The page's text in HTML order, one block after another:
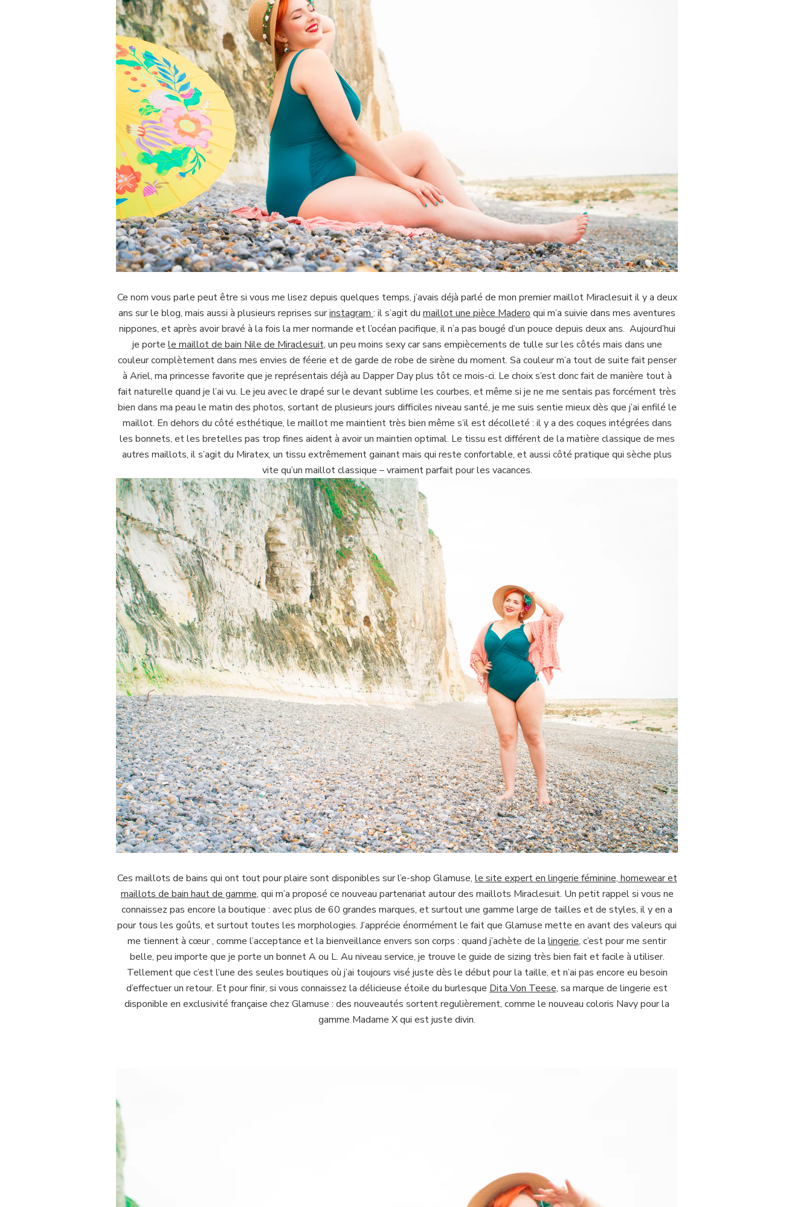
Ce nom vous parle peut être si vous me lisez depuis quelques temps, j’avais déjà parlé de mon premier maillot Miraclesuit il y a deux
ans sur le blog, mais aussi à plusieurs reprises surinstagram : il s’agit du maillot une pièce Madero qui m’a suivie dans mes aventures
nippones, et après avoir bravé à la fois la mer normande et l’océan pacifique, il n’a pas bougé d’un pouce depuis deux ans. Aujourd’hui
je porte le maillot de bain Nile de Miraclesuit, un peu moins sexy car sans empiècements de tulle sur les côtés mais dans une
couleur complètement dans mes envies de féerie et de garde de robe de sirène du moment. Sa couleur m’a tout de suite fait penser
à Ariel, ma princesse favorite que je représentais déjà au Dapper Day plus tôt ce mois-ci. Le choix s’est donc fait de manière tout à
fait naturelle quand je l’ai vu. Le jeu avec le drapé sur le devant sublime les courbes, et même si je ne me sentais pas forcément très
bien dans ma peau le matin des photos, sortant de plusieurs jours difficiles niveau santé, je me suis sentie mieux dès que j’ai enfilé le
maillot. En dehors du côté esthétique, le maillot me maintient très bien même s’il est décolleté : il y a des coques intégrées dans
les bonnets, et les bretelles pas trop fines aident à avoir un maintien optimal. Le tissu est différent de la matière classique de mes
autres maillots, il s’agit du Miratex, un tissu extrêmement gainant mais qui reste confortable, et aussi côté pratique qui sèche plus
vite qu’un maillot classique – vraiment parfait pour les vacances.
Ces maillots de bains qui ont tout pour plaire sont disponibles sur l’e-shop Glamuse, le site expert en lingerie féminine, homewear et
maillots de bain haut de gamme, qui m’a proposé ce nouveau partenariat autour des maillots Miraclesuit. Un petit rappel si vous ne
connaissez pas encore la boutique : avec plus de 60 grandes marques, et surtout une gamme large de tailles et de styles, il y en a
pour tous les goûts, et surtout toutes les morphologies. J’apprécie énormément le fait que Glamuse mette en avant des valeurs qui
me tiennent à cœur , comme l’acceptance et la bienveillance envers son corps : quand j’achète de la lingerie, c’est pour me sentir
belle, peu importe que je porte un bonnet A ou L. Au niveau service, je trouve le guide de sizing très bien fait et facile à utiliser.
Tellement que c’est l’une des seules boutiques où j’ai toujours visé juste dès le début pour la taille, et n’ai pas encore eu besoin
d’effectuer un retour. Et pour finir, si vous connaissez la délicieuse étoile du burlesque Dita Von Teese, sa marque de lingerie est
disponible en exclusivité française chez Glamuse : des nouveautés sortent regulièrement, comme le nouveau coloris Navy pour la
gamme Madame X qui est juste divin.